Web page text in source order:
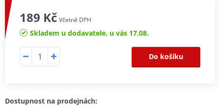
189 Kč Včetně DPH
Skladem u dodavatele, u vás 17.08.
Do košíku
Dostupnost na prodejnách: